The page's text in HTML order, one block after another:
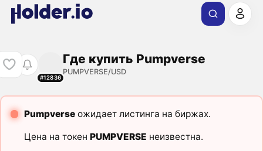
#12836
Где купить Pumpverse
PUMPVERSE/USD
Pumpverseожидает листинга на биржах.
Цена на токен PUMPVERSE неизвестна.